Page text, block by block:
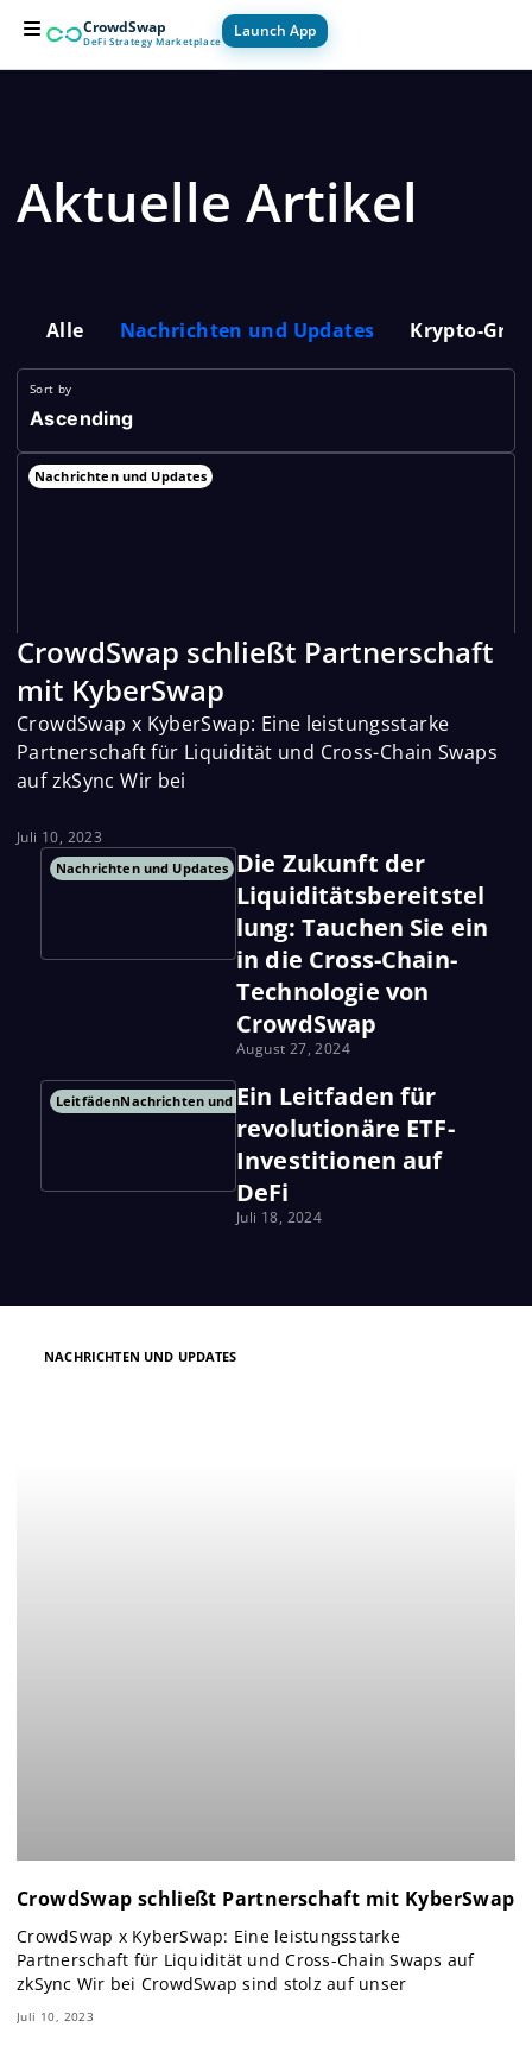
Inhalt
CrowdSwap
DeFi Strategy Marketplace
Launch App
Aktuelle Artikel
Alle Nachrichten und Updates Krypto-
Sort by
Ascending
CrowdSwap schließt Partnerschaft
mit KyberSwap
CrowdSwap x KyberSwap: Eine leistungsstarke
Partnerschaft für Liquidität und Cross-Chain Swaps
auf zkSync Wir bei
Juli 10, 2023
Nachrichten und Updates
Nachrichten und Updates Die Zukunft der
Liquiditätsbereitstel
lung: Tauchen Sie ein
in die Cross-Chain-
Technologie von
CrowdSwap
August 27, 2024
LeitfädenNachrichten und UpdatesEin Leitfaden für
revolutionäre ETF-
Investitionen auf
DeFi
Juli 18, 2024
NACHRICHTEN UND UPDATES
CrowdSwap schließt Partnerschaft mit KyberSwap
CrowdSwap x KyberSwap: Eine leistungsstarke
Partnerschaft für Liquidität und Cross-Chain Swaps auf
zkSync Wir bei CrowdSwap sind stolz auf unser
Juli 10, 2023